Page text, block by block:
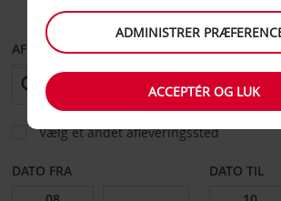
AFHENT FRA
Vælg et andet afleveringssted
DATO FRA DATO TIL
ADMINISTRER
ACCEPTÉR OG LUK